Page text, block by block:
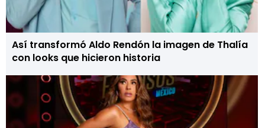
Así transformó Aldo Rendón la imagen de Thalía
con looks que hicieron historia